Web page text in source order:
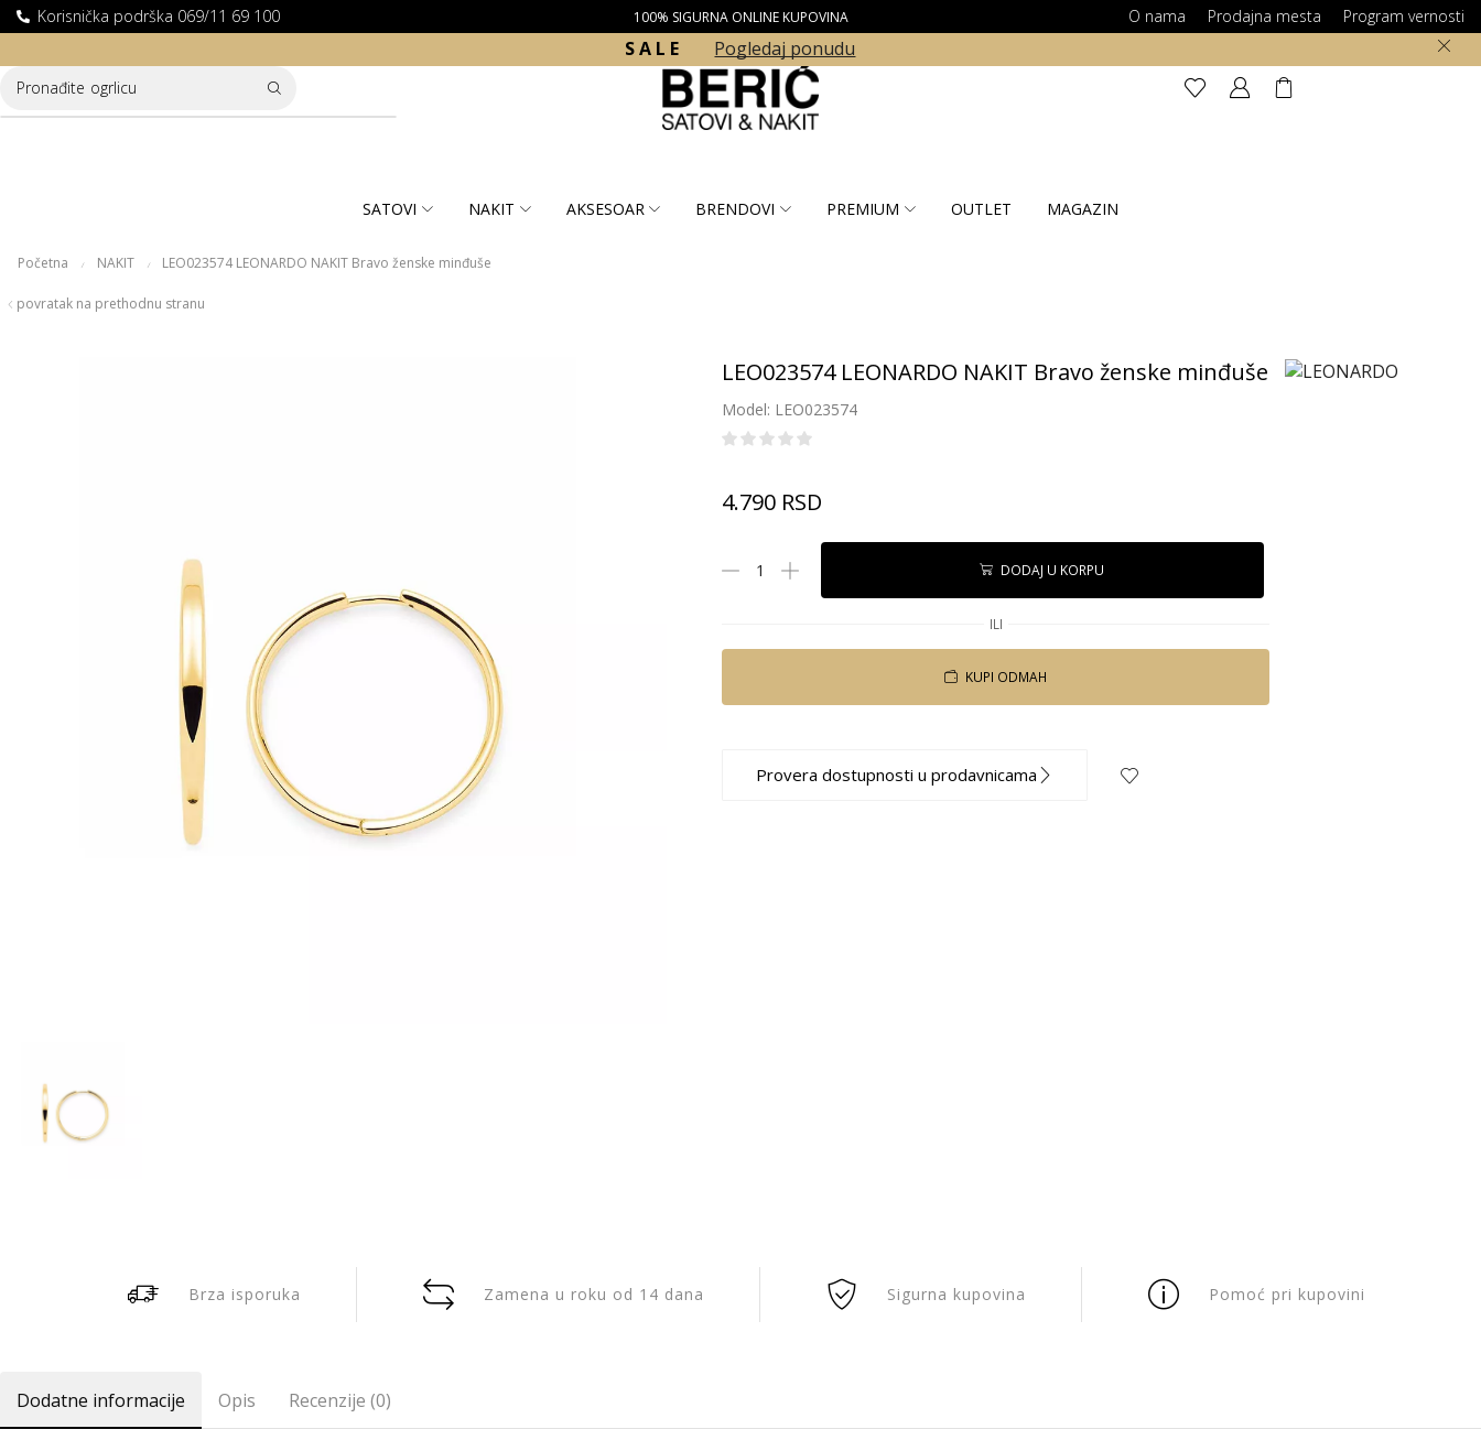
Korisnička podrška 069/11 69 100
DOSTAVA ZA KUPOVINE PREKO 10.000 RSD 100% SIGURNA ONLINE KUPOVINA O nama Prodajna mesta Program vernosti
S A L E Pogledaj ponudu
Pronađite ogrlicu
SATOVI NAKIT AKSESOAR BRENDOVI PREMIUM OUTLET MAGAZIN
Početna / NAKIT / LEO023574 LEONARDO NAKIT Bravo ženske minđuše
povratak na prethodnu stranu
LEO023574 LEONARDO NAKIT Bravo ženske minđuše
Model: LEO023574
4.790 RSD
DODAJ U KORPU
ILI
KUPI ODMAH
Provera dostupnosti u prodavnicama
Brza isporuka Zamena u roku od 14 dana Sigurna kupovina Pomoć pri kupovini
Dodatne informacije Opis Recenzije (0)